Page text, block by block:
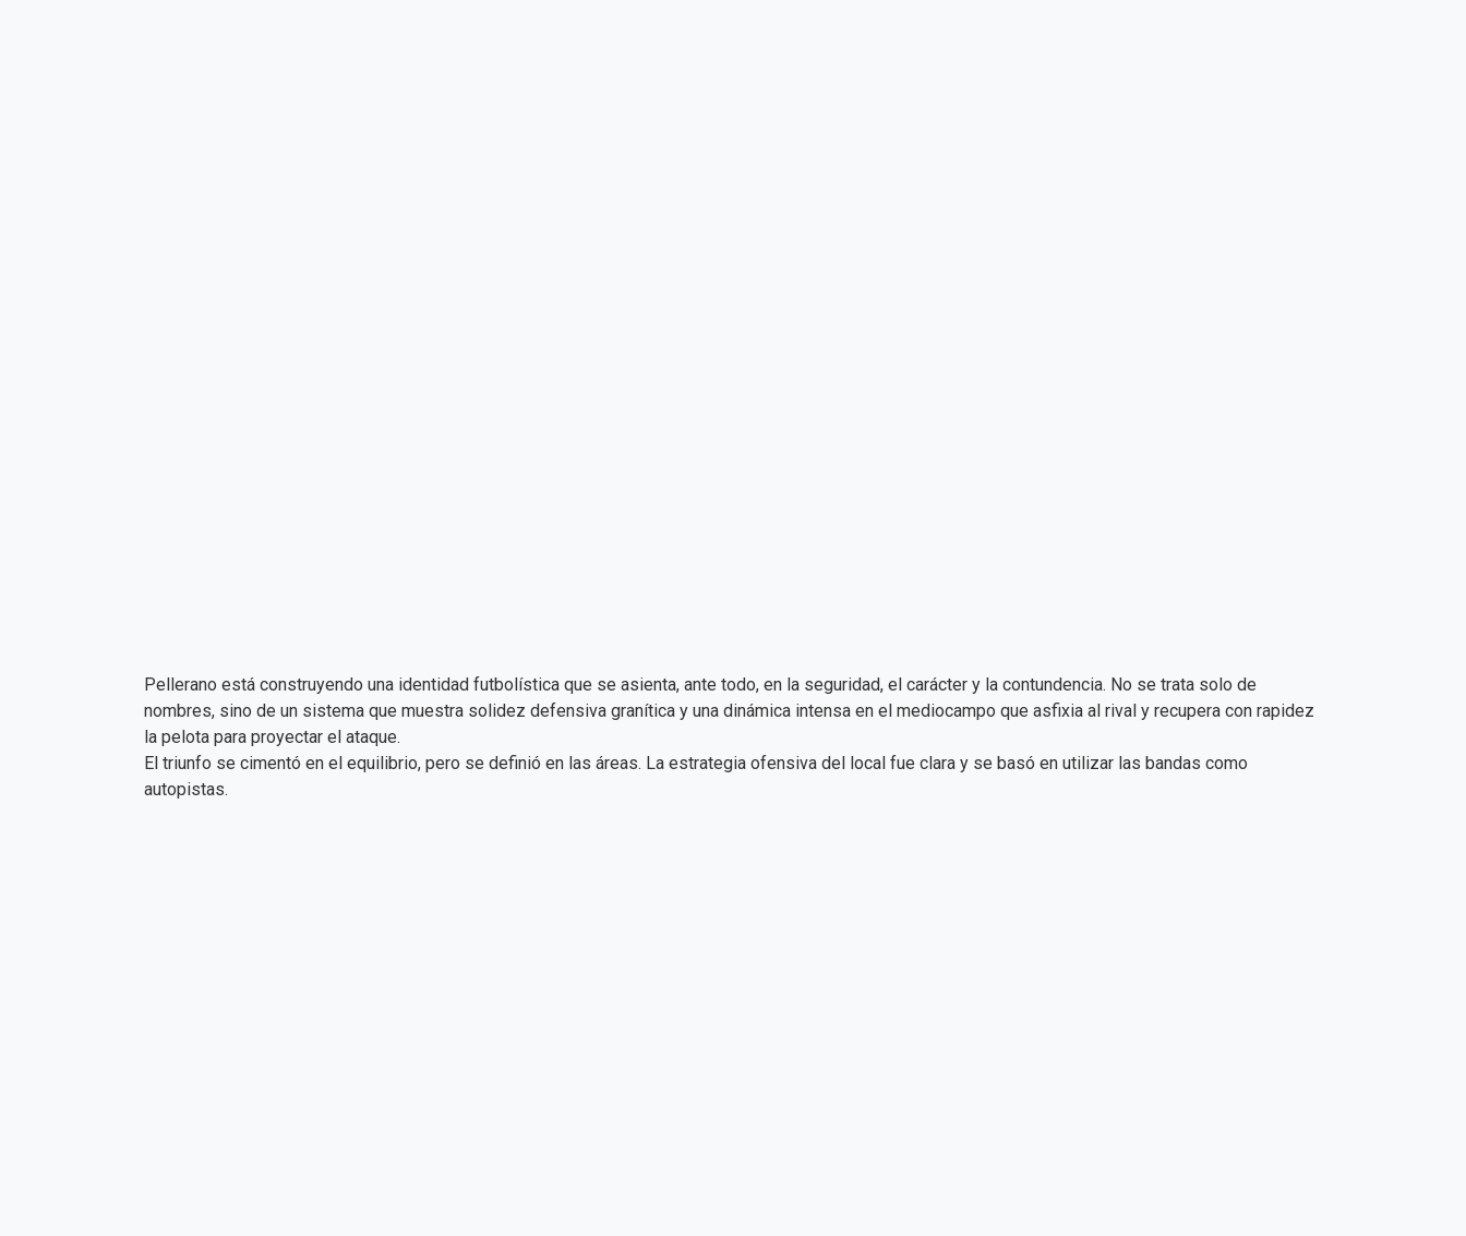
Pellerano está construyendo una identidad futbolística que se asienta, ante todo, en la seguridad, el carácter y la contundencia. No se trata solo de
nombres, sino de un sistema que muestra solidez defensiva granítica y una dinámica intensa en el mediocampo que asfixia al rival y recupera con rapidez
la pelota para proyectar el ataque.
El triunfo se cimentó en el equilibrio, pero se definió en las áreas. La estrategia ofensiva del local fue clara y se basó en utilizar las bandas como
autopistas.